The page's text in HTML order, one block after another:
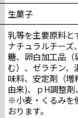
生菓子
乳等を主要原料と
ナチュラルチーズ
糖、卵白加工品
む）、ゼラチン、
味料、安定剤（
由来)、ｐH調整
※小麦・くるみを
おります。